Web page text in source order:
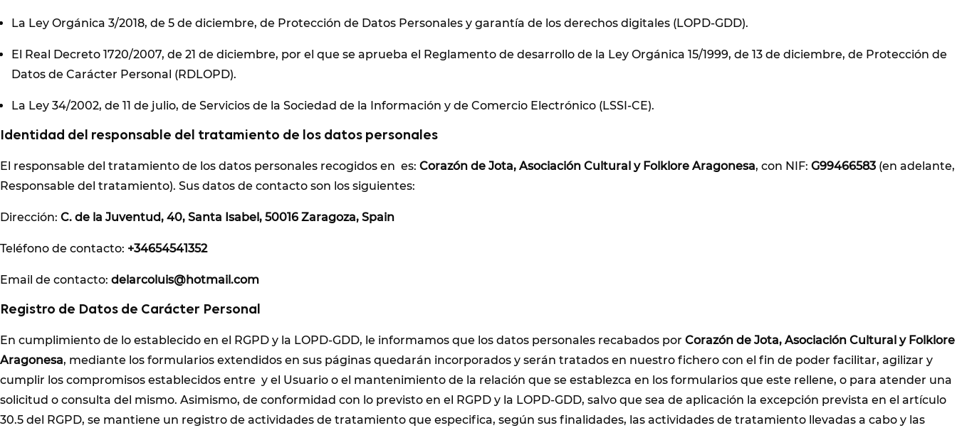
La Ley Orgánica 3/2018, de 5 de diciembre, de Protección de Datos Personales y garantía de los derechos digitales (LOPD-GDD).
El Real Decreto 1720/2007, de 21 de diciembre, por el que se aprueba el Reglamento de desarrollo de la Ley Orgánica 15/1999, de 13 de diciembre, de Protección de
Datos de Carácter Personal (RDLOPD).
La Ley 34/2002, de 11 de julio, de Servicios de la Sociedad de la Información y de Comercio Electrónico (LSSI-CE).
Identidad del responsable del tratamiento de los datos personales
El responsable del tratamiento de los datos personales recogidos en es: Corazón de Jota, Asociación Cultural y Folklore Aragonesa, con NIF: G99466583 (en adelante,
Responsable del tratamiento). Sus datos de contacto son los siguientes:
Dirección: C. de la Juventud, 40, Santa Isabel, 50016 Zaragoza, Spain
Teléfono de contacto: +34654541352
Email de contacto: delarcoluis@hotmail.com
Registro de Datos de Carácter Personal
En cumplimiento de lo establecido en el RGPD y la LOPD-GDD, le informamos que los datos personales recabados por Corazón de Jota, Asociación Cultural y Folklore
Aragonesa, mediante los formularios extendidos en sus páginas quedarán incorporados y serán tratados en nuestro fichero con el fin de poder facilitar, agilizar y
cumplir los compromisos establecidos entre y el Usuario o el mantenimiento de la relación que se establezca en los formularios que este rellene, o para atender una
solicitud o consulta del mismo. Asimismo, de conformidad con lo previsto en el RGPD y la LOPD-GDD, salvo que sea de aplicación la excepción prevista en el artículo
30.5 del RGPD, se mantiene un registro de actividades de tratamiento que especifica, según sus finalidades, las actividades de tratamiento llevadas a cabo y las